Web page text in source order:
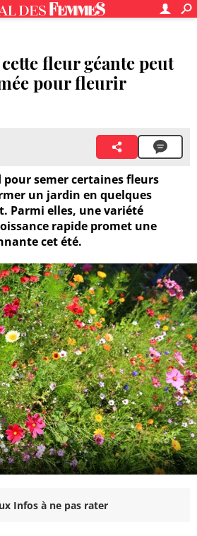
fleur géante peut
pour fleurir
semer certaines fleurs
un jardin en quelques
Parmi elles, une variété
rapide promet une
cet été.
Infos à ne pas rater